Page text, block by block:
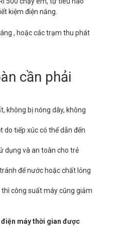
kiệm điện năng.
, hoặc các trạm thu phát
cần phải
không bị nóng dây, không
do tiếp xúc có thể dẫn đến
dụng và an toàn cho trẻ
để nước hoặc chất lỏng
công suất máy cũng giảm
điện máy thời gian được